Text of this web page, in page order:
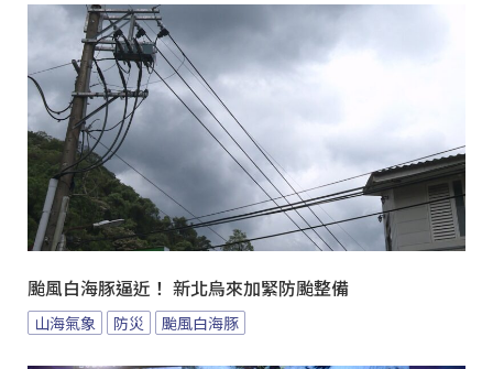
颱風白海豚逼近！ 新北烏來加緊防颱整備
山海氣象 防災 颱風白海豚